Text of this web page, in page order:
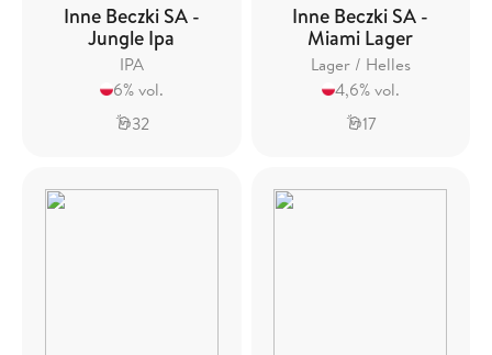
Inne Beczki SA -
Jungle Ipa
IPA
6% vol.
32
Inne Beczki SA -
Miami Lager
Lager / Helles
4,6% vol.
17